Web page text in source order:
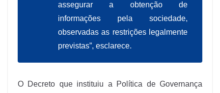
assegurar a obtenção de
informações pela sociedade,
observadas as restrições legalmente
previstas”, esclarece.
O Decreto que instituiu a Política de Governança